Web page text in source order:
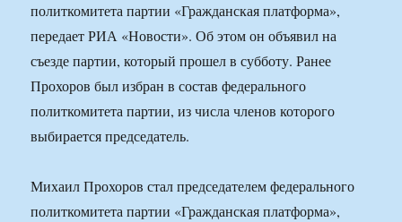
политкомитета партии «Гражданская платформа»,
передает РИА «Новости». Об этом он объявил на
съезде партии, который прошел в субботу. Ранее
Прохоров был избран в состав федерального
политкомитета партии, из числа членов которого
выбирается председатель.
Михаил Прохоров стал председателем федерального
политкомитета партии «Гражданская платформа»,